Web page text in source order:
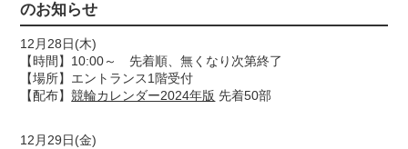
のお知らせ
12月28日(木)
【時間】10:00～ 先着順、無くなり次第終了
【場所】エントランス1階受付
【配布】競輪カレンダー2024年版 先着50部
12月29日(金)